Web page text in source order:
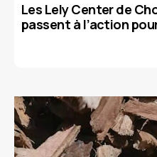
Les Lely Center de
passent à l’action